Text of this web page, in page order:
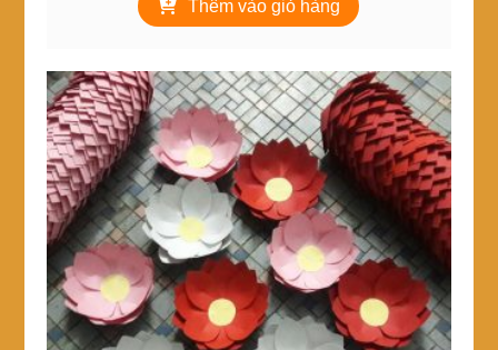
4,000₫.
là:
Thêm vào giỏ hàng